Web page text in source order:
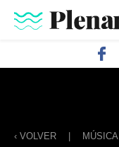
‹ VOLVER MÚSICA